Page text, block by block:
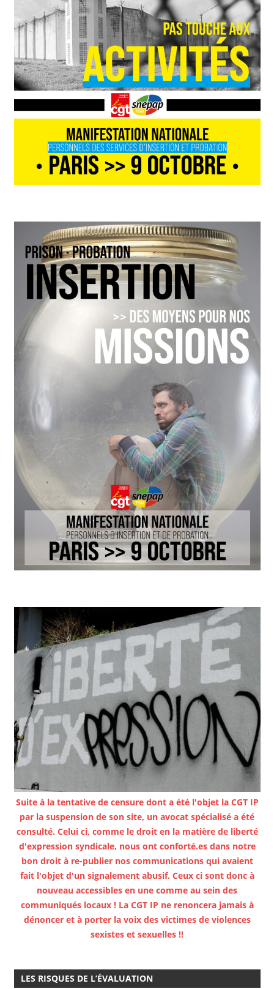
Suite à la tentative de censure dont a été l'objet la CGT IP
par la suspension de son site, un avocat spécialisé a été
consulté. Celui ci, comme le droit en la matière de liberté
d'expression syndicale, nous ont conforté.es dans notre
bon droit à re-publier nos communications qui avaient
fait l'objet d'un signalement abusif. Ceux ci sont donc à
nouveau accessibles en une comme au sein des
communiqués locaux ! La CGT IP ne renoncera jamais à
dénoncer et à porter la voix des victimes de violences
sexistes et sexuelles !!
LES RISQUES DE L’ÉVALUATION